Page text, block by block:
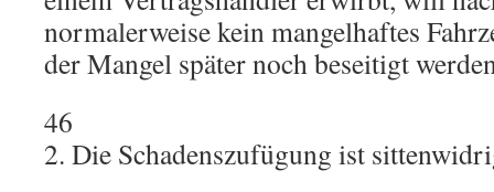
normalerweise kein mangelhaftes
der Mangel später noch beseitigt
46
2. Die Schadenszufügung ist